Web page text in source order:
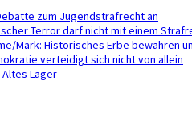
zum Jugendstrafrecht an
Terror darf nicht mit einem
Mark: Historisches Erbe bewahren
verteidigt sich nicht von allein
Lager